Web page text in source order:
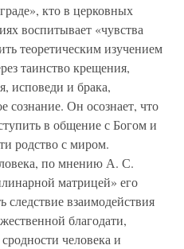
кто в церковных
воспитывает «чувства
теоретическим изучением
таинство крещения,
исповеди и брака,
сознание. Он осознает, что
в общение с Богом и
родство с миром.
по мнению А. С.
матрицей» его
следствие взаимодействия
благодати,
человека и